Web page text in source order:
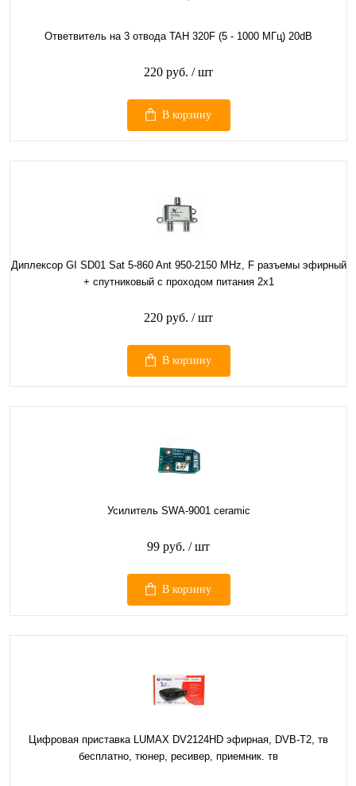
Ответвитель на 3 отвода TAH 320F (5 - 1000 МГц) 20dB
220 руб. / шт
В корзину
Диплексор GI SD01 Sat 5-860 Ant 950-2150 MHz, F разъемы эфирный
+ спутниковый с проходом питания 2х1
220 руб. / шт
В корзину
Усилитель SWA-9001 ceramic
99 руб. / шт
В корзину
Цифровая приставка LUMAX DV2124HD эфирная, DVB-T2, тв
бесплатно, тюнер, ресивер, приемник. тв